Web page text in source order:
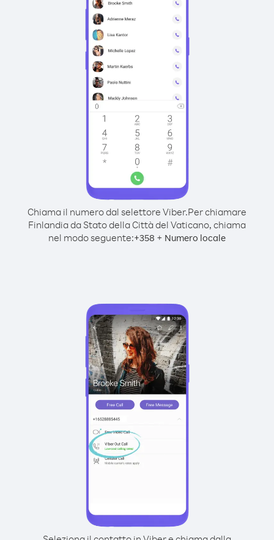
Chiama il numero dal selettore Viber.Per chiamare
Finlandia da Stato della Città del Vaticano, chiama
nel modo seguente:+358 + Numero locale